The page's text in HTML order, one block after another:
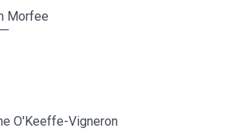
Morfee
O'Keeffe-Vigneron